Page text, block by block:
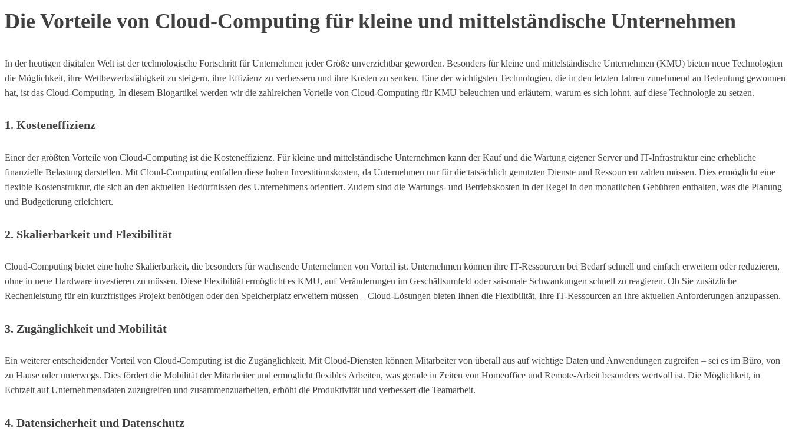
Die Vorteile von Cloud-Computing für kleine und mittelständische Unternehmen
In der heutigen digitalen Welt ist der technologische Fortschritt für Unternehmen jeder Größe unverzichtbar geworden. Besonders für kleine und mittelständische Unternehmen (KMU) bieten neue Technologien
die Möglichkeit, ihre Wettbewerbsfähigkeit zu steigern, ihre Effizienz zu verbessern und ihre Kosten zu senken. Eine der wichtigsten Technologien, die in den letzten Jahren zunehmend an Bedeutung gewonnen
hat, ist das Cloud-Computing. In diesem Blogartikel werden wir die zahlreichen Vorteile von Cloud-Computing für KMU beleuchten und erläutern, warum es sich lohnt, auf diese Technologie zu setzen.
1. Kosteneffizienz
Einer der größten Vorteile von Cloud-Computing ist die Kosteneffizienz. Für kleine und mittelständische Unternehmen kann der Kauf und die Wartung eigener Server und IT-Infrastruktur eine erhebliche
finanzielle Belastung darstellen. Mit Cloud-Computing entfallen diese hohen Investitionskosten, da Unternehmen nur für die tatsächlich genutzten Dienste und Ressourcen zahlen müssen. Dies ermöglicht eine
flexible Kostenstruktur, die sich an den aktuellen Bedürfnissen des Unternehmens orientiert. Zudem sind die Wartungs- und Betriebskosten in der Regel in den monatlichen Gebühren enthalten, was die Planung
und Budgetierung erleichtert.
2. Skalierbarkeit und Flexibilität
Cloud-Computing bietet eine hohe Skalierbarkeit, die besonders für wachsende Unternehmen von Vorteil ist. Unternehmen können ihre IT-Ressourcen bei Bedarf schnell und einfach erweitern oder reduzieren,
ohne in neue Hardware investieren zu müssen. Diese Flexibilität ermöglicht es KMU, auf Veränderungen im Geschäftsumfeld oder saisonale Schwankungen schnell zu reagieren. Ob Sie zusätzliche
Rechenleistung für ein kurzfristiges Projekt benötigen oder den Speicherplatz erweitern müssen – Cloud-Lösungen bieten Ihnen die Flexibilität, Ihre IT-Ressourcen an Ihre aktuellen Anforderungen anzupassen.
3. Zugänglichkeit und Mobilität
Ein weiterer entscheidender Vorteil von Cloud-Computing ist die Zugänglichkeit. Mit Cloud-Diensten können Mitarbeiter von überall aus auf wichtige Daten und Anwendungen zugreifen – sei es im Büro, von
zu Hause oder unterwegs. Dies fördert die Mobilität der Mitarbeiter und ermöglicht flexibles Arbeiten, was gerade in Zeiten von Homeoffice und Remote-Arbeit besonders wertvoll ist. Die Möglichkeit, in
Echtzeit auf Unternehmensdaten zuzugreifen und zusammenzuarbeiten, erhöht die Produktivität und verbessert die Teamarbeit.
4. Datensicherheit und Datenschutz